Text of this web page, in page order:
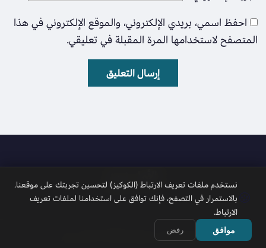
احفظ اسمي، بريدي الإلكتروني، والموقع الإلكتروني في هذا
المتصفح لاستخدامها المرة المقبلة في تعليقي.
الأمل نيوز
جميع الحقوق محفوظة 2026 © الأمل نيوز
نستخدم ملفات تعريف الارتباط (الكوكيز) لتحسين تجربتك على موقعنا.
بالاستمرار في التصفح، فإنك توافق على استخدامنا لملفات تعريف
الارتباط.
موافق رفض